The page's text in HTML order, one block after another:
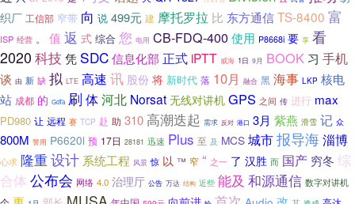
织厂 工信部 窄带 向 说 499元 建 摩托罗拉 比 东方通信TS-8400 富
ISP 经营 。 值 返 式 综合 您 电用 CB-FDQ-400使用 P8668i 要 享 看
2020 科技 凭 SDC信息化部 正式 iPTT 威海 1日 9月 BOOK 习 手机
谈 由 新 缺 拟 LTE 高速 讯 股份 将 新时代 落 10月 融合 黑 海事 LKP 核电
站 成都 的 GoTa 刷 体河北 Norsat 无线对讲机 GPS 之间 传 进行 max
PD980 让 远程 赛 TCP 赴 助 310 高潮迭起 需求 反对 港口 3月 紫燕 滑雪 记 众
800M 警用 P6620i 预 17日 28181 迅速 Plus 至 及 MCS 城市报导海淄博
心求 隆重设计 系统工程 风景 惊 以 ™ 窄 “ 之一 了 汉胜 而 国产 穷冬 综
合体 公布会 网络 4.0 治理厅 公告 万达 结构 近些 能及 和源通信 数字对讲机